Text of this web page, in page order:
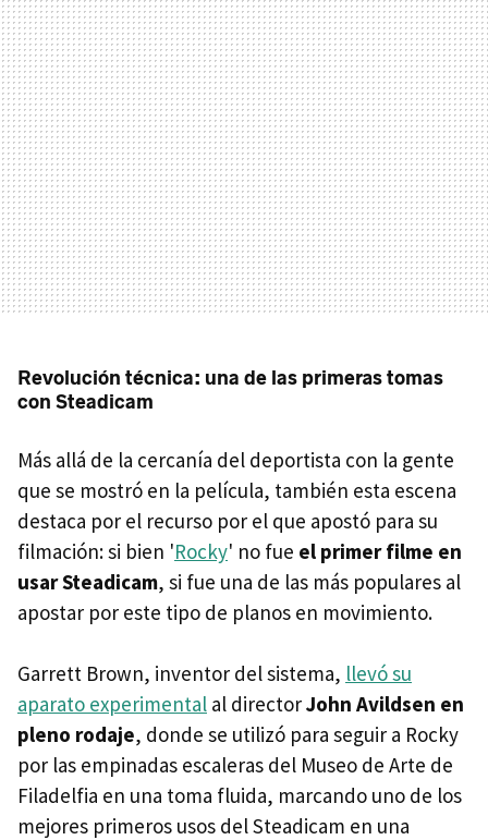
Revolución técnica: una de las primeras tomas
con Steadicam
Más allá de la cercanía del deportista con la gente
que se mostró en la película, también esta escena
destaca por el recurso por el que apostó para su
filmación: si bien 'Rocky' no fue el primer filme en
usar Steadicam, si fue una de las más populares al
apostar por este tipo de planos en movimiento.
Garrett Brown, inventor del sistema, llevó su
aparato experimental al directorJohn Avildsen en
pleno rodaje, donde se utilizó para seguir a Rocky
por las empinadas escaleras del Museo de Arte de
Filadelfia en una toma fluida, marcando uno de los
mejores primeros usos del Steadicam en una